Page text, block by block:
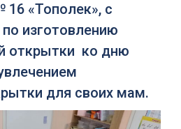
«Тополек», с
изготовлению
открытки ко дню
для своих мам.